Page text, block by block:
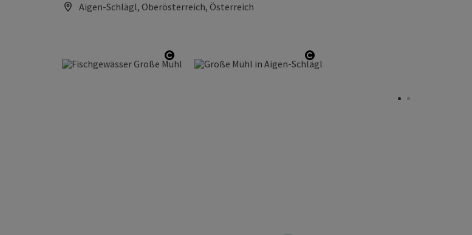
Aigen-Schlägl, Oberösterreich, Österreich
Start Copyright Start Copyright